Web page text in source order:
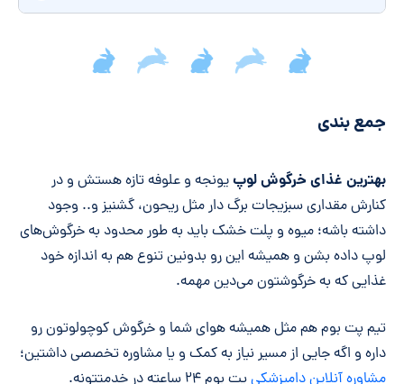
جمع‌بندی مقاله
جمع بندی
بهترین غذای خرگوش لوپیونجه و علوفه تازه هستش و در
کنارش مقداری سبزیجات برگ دار مثل ریحون، گشنیز و.. وجود
داشته باشه؛ میوه و پلت خشک باید به طور محدود به خرگوش‌های
لوپ داده بشن و همیشه این رو بدونین تنوع هم به اندازه خود
غذایی که به خرگوشتون می‌دین مهمه.
تیم پت بوم هم مثل همیشه هوای شما و خرگوش کوچولوتون رو
داره و اگه جایی از مسیر نیاز به کمک و یا مشاوره تخصصی داشتین؛
مشاوره آنلاین دامپزشکیپت بوم ۲۴ ساعته در خدمتتونه.